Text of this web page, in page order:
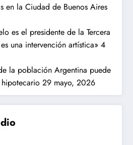
en la Ciudad de Buenos Aires
es el presidente de la Tercera
una intervención artística» 4
la población Argentina puede
29 mayo, 2026